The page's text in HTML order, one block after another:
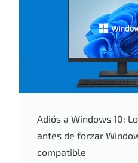
Adiós a Windows 10:
antes de forzar
compatible